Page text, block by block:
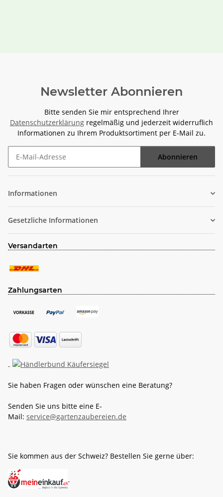
Newsletter Abonnieren
Bitte senden Sie mir entsprechend Ihrer
Datenschutzerklärung regelmäßig und jederzeit widerruflich
Informationen zu Ihrem Produktsortiment per E-Mail zu.
Abonnieren
Informationen
Gesetzliche Informationen
Versandarten
Zahlungsarten
Sie haben Fragen oder wünschen eine Beratung?
Senden Sie uns bitte eine E-
Mail: service@gartenzaubereien.de
Sie kommen aus der Schweiz? Bestellen Sie gerne über: